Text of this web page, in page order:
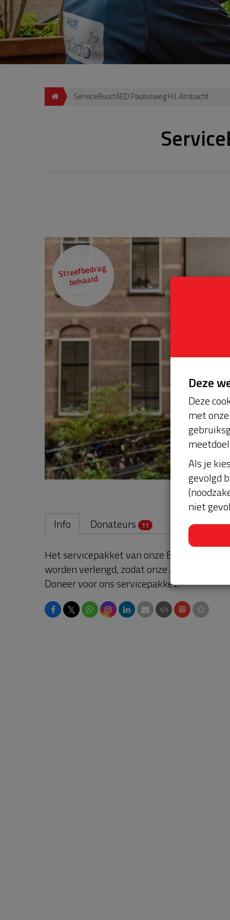
ServiceBuurtAED Paulusweg H.I. Ambacht
Streefbedrag
behaald
Info Donateurs 11
Het servicepakket van onze BuurtAED
worden verlengd, zodat onze AED
Doneer voor ons servicepakket!
𝕏
Deze
Deze
met
Als je
gevolgd
niet